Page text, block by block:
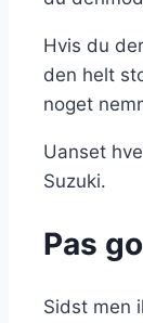
Hvis du
den helt
noget
Uanset
Suzuki.
Pas
Sidst men